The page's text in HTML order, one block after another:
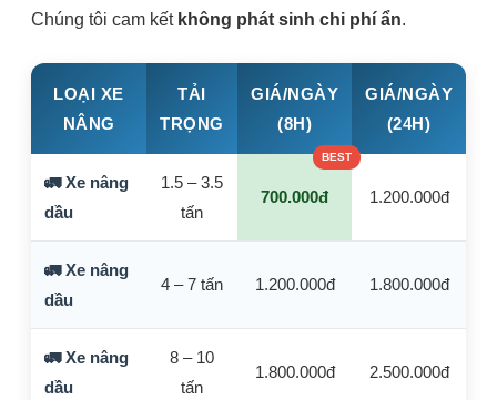
Chúng tôi cam kết không phát sinh chi phí ẩn.
LOẠI XE
NÂNG
TẢI
TRỌNG
GIÁ/NGÀY
(8H)
GIÁ/NGÀY
(24H)
🚛 Xe nâng
dầu
1.5 – 3.5
tấn
700.000đ 1.200.000đ
🚛 Xe nâng
dầu
4 – 7 tấn 1.200.000đ 1.800.000đ
🚛 Xe nâng
dầu
8 – 10
tấn
1.800.000đ 2.500.000đ